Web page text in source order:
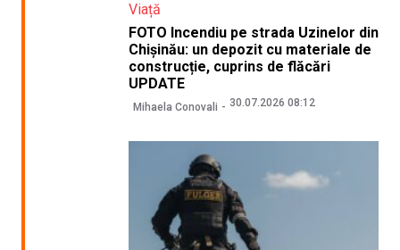
Viață
FOTO Incendiu pe strada Uzinelor din
Chișinău: un depozit cu materiale de
construcție, cuprins de flăcări
UPDATE
Mihaela Conovali 30.07.2026 08:12